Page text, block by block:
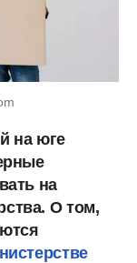
на юге
на
О том,